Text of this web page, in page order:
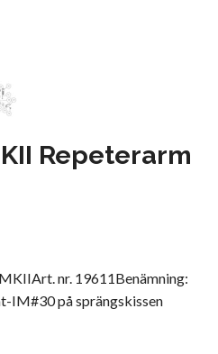
Repeterarm
nr. 19611Benämning:
IM#30 på sprängskissen